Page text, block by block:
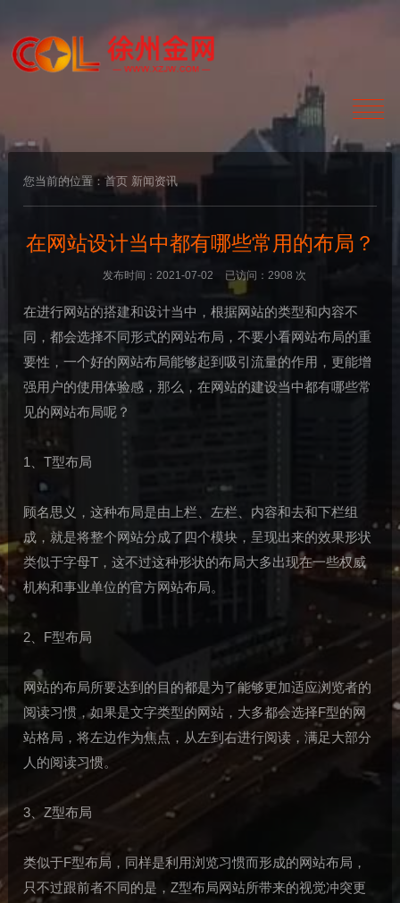
您当前的位置：首页 新闻资讯
在网站设计当中都有哪些常用的布局？
发布时间：2021-07-02 已访问：2908 次
在进行网站的搭建和设计当中，根据网站的类型和内容不
同，都会选择不同形式的网站布局，不要小看网站布局的重
要性，一个好的网站布局能够起到吸引流量的作用，更能增
强用户的使用体验感，那么，在网站的建设当中都有哪些常
见的网站布局呢？
1、T型布局
顾名思义，这种布局是由上栏、左栏、内容和去和下栏组
成，就是将整个网站分成了四个模块，呈现出来的效果形状
类似于字母T，这不过这种形状的布局大多出现在一些权威
机构和事业单位的官方网站布局。
2、F型布局
网站的布局所要达到的目的都是为了能够更加适应浏览者的
阅读习惯，如果是文字类型的网站，大多都会选择F型的网
站格局，将左边作为焦点，从左到右进行阅读，满足大部分
人的阅读习惯。
3、Z型布局
类似于F型布局，同样是利用浏览习惯而形成的网站布局，
只不过跟前者不同的是，Z型布局网站所带来的视觉冲突更